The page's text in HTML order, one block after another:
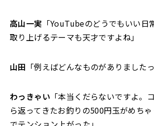
高山一実 「YouTubeのどうでもいい日
取り上げるテーマも天才ですよね」
山田 「例えばどんなものがありました
わっきゃい 「本当くだらないですよ。
ら返ってきたお釣りの500円玉がめち